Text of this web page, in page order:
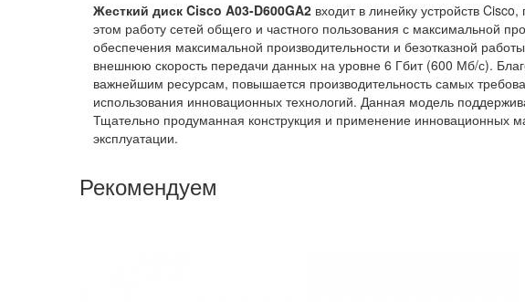
Жесткий диск Cisco A03-D600GA2 входит в линейку устройств
этом работу сетей общего и частного пользования с максимальной
обеспечения максимальной производительности и безотказной
внешнюю скорость передачи данных на уровне 6 Гбит (600 Мб/с).
важнейшим ресурсам, повышается производительность самых
использования инновационных технологий. Данная модель
Тщательно продуманная конструкция и применение инновационных
эксплуатации.
Рекомендуем